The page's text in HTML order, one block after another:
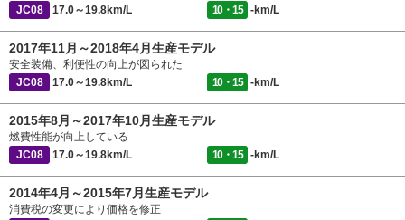
JC08
17.0～19.8km/L 10・15 -km/L
2017年11月～2018年4月生産モデル
安全装備、利便性の向上が図られた
JC08
17.0～19.8km/L 10・15 -km/L
2015年8月～2017年10月生産モデル
燃費性能が向上している
JC08
17.0～19.8km/L 10・15 -km/L
2014年4月～2015年7月生産モデル
消費税の変更により価格を修正